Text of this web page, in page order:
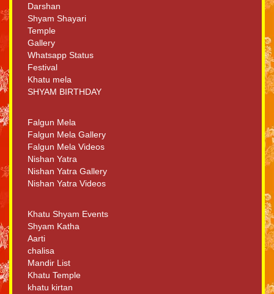
Darshan
Shyam Shayari
Temple
Gallery
Whatsapp Status
Festival
Khatu mela
SHYAM BIRTHDAY
Falgun Mela
Falgun Mela Gallery
Falgun Mela Videos
Nishan Yatra
Nishan Yatra Gallery
Nishan Yatra Videos
Khatu Shyam Events
Shyam Katha
Aarti
chalisa
Mandir List
Khatu Temple
khatu kirtan